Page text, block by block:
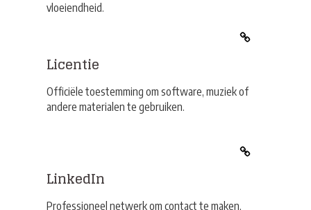
vloeiendheid.
Licentie
Officiële toestemming om software, muziek of
andere materialen te gebruiken.
LinkedIn
Professioneel netwerk om contact te maken,